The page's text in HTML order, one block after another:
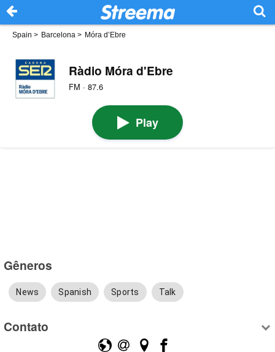
Spain > Barcelona > Móra d’Ebre
Ràdio Móra d'Ebre
FM · 87.6
Play
Gêneros
News Spanish Sports Talk
Contato